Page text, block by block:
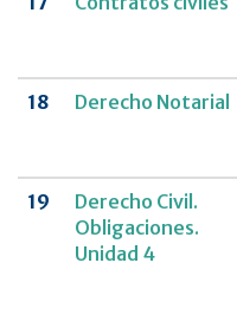
18 Derecho Notarial
19
Derecho Civil.
Obligaciones.
Unidad 4